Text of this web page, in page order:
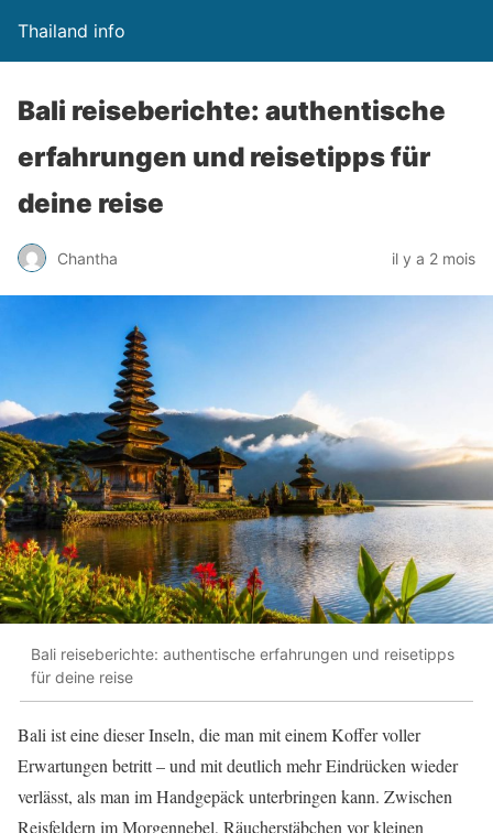
Thailand info
Bali reiseberichte: authentische
erfahrungen und reisetipps für
deine reise
Chantha il y a 2 mois
Bali reiseberichte: authentische erfahrungen und reisetipps
für deine reise
Bali ist eine dieser Inseln, die man mit einem Koffer voller
Erwartungen betritt – und mit deutlich mehr Eindrücken wieder
verlässt, als man im Handgepäck unterbringen kann. Zwischen
Reisfeldern im Morgennebel, Räucherstäbchen vor kleinen